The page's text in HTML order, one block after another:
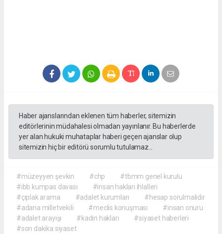
Haber ajanslarından eklenen tüm haberler, sitemizin
editörlerinin müdahalesi olmadan yayınlanır. Bu haberlerde
yer alan hukuki muhataplar haberi geçen ajanslar olup
sitemizin hiç bir editörü sorumlu tutulamaz...
#müzeyyen şevkin #chp
#tbmm genel kurulu
#ibb kumpas davası
#insan hakları ihlalleri
#çıplak arama
#adalet kurumları
#hesap sorulmalıdır
#adana milletvekili
#meclis konuşması
#insan onuru
#adalet arayışı
#kadın hakları
#siyaset haberleri
#son dakika siyaset